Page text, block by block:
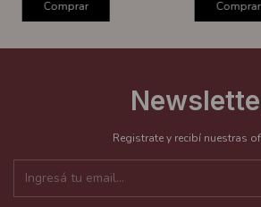
Comprar Comprar
Registrate y recibí nuestras